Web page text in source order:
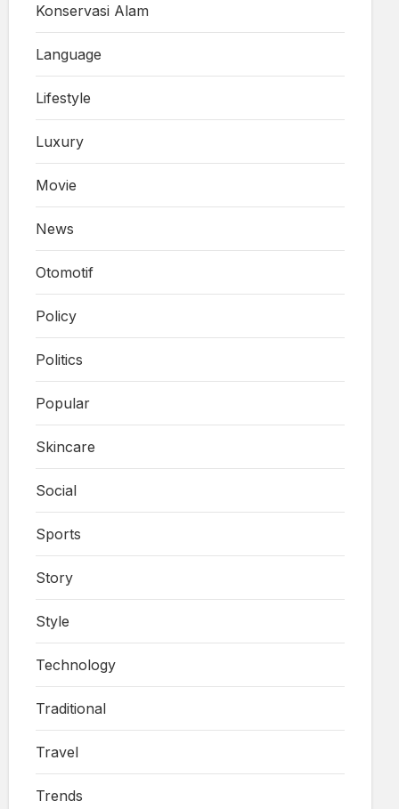
Konservasi Alam
Language
Lifestyle
Luxury
Movie
News
Otomotif
Policy
Politics
Popular
Skincare
Social
Sports
Story
Style
Technology
Traditional
Travel
Trends